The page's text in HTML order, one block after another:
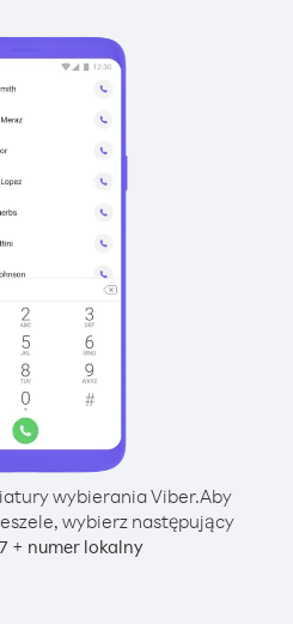
wybierania Viber.Aby
wybierz następujący
+ numer lokalny